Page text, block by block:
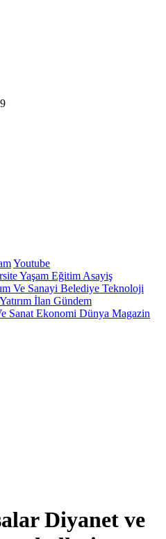
Youtube
Yaşam Eğitim Asayiş
Ve Sanayi Belediye Teknoloji
Yatırım İlan Gündem
Sanat Ekonomi Dünya Magazin
Diyanet ve